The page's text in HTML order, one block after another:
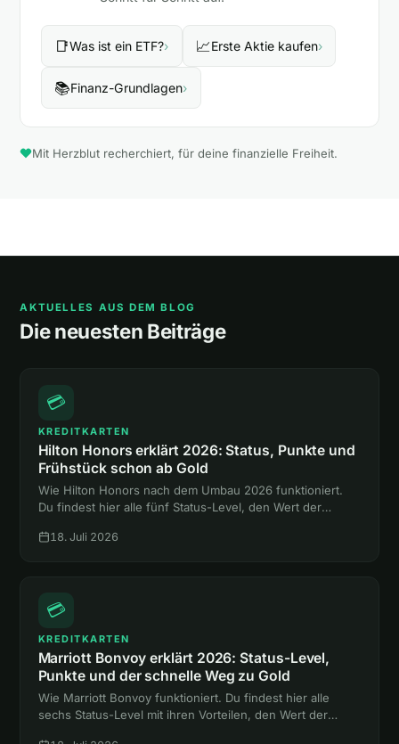
📑Was ist ein ETF?› 📈Erste Aktie kaufen›
📚Finanz-Grundlagen›
Mit Herzblut recherchiert, für deine finanzielle Freiheit.
AKTUELLES AUS DEM BLOG
Die neuesten Beiträge
💳
KREDITKARTEN
Hilton Honors erklärt 2026: Status, Punkte und
Frühstück schon ab Gold
Wie Hilton Honors nach dem Umbau 2026 funktioniert.
Du findest hier alle fünf Status-Level, den Wert der
ganz ohne Hotelnacht.
18. Juli 2026
💳
KREDITKARTEN
Marriott Bonvoy erklärt 2026: Status-Level,
Punkte und der schnelle Weg zu Gold
Wie Marriott Bonvoy funktioniert. Du findest hier alle
sechs Status-Level mit ihren Vorteilen, den Wert der